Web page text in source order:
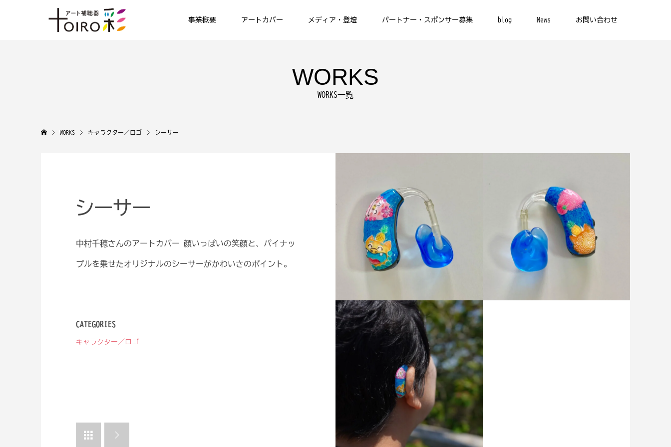
事業概要 アートカバー メディア・登壇 パートナー・スポンサー募集 blog News お問い合わせ
WORKS
WORKS一覧
WORKS キャラクター／ロゴ シーサー
シーサー正面
シーサー
中村千穂さんのアートカバー 顔いっぱいの笑顔と、パイナッ
プルを乗せたオリジナルのシーサーがかわいさのポイント。
CATEGORIES
キャラクター／ロゴ
 